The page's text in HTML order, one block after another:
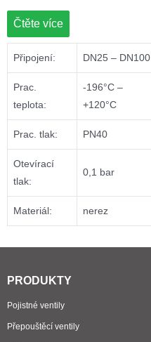
Čtěte více
Připojení: DN25 – DN100
Prac.
teplota:
-196°C –
+120°C
Prac. tlak: PN40
Otevírací
tlak:
0,1 bar
Materiál: nerez
PRODUKTY
Pojistné ventily
Přepouštěcí ventily